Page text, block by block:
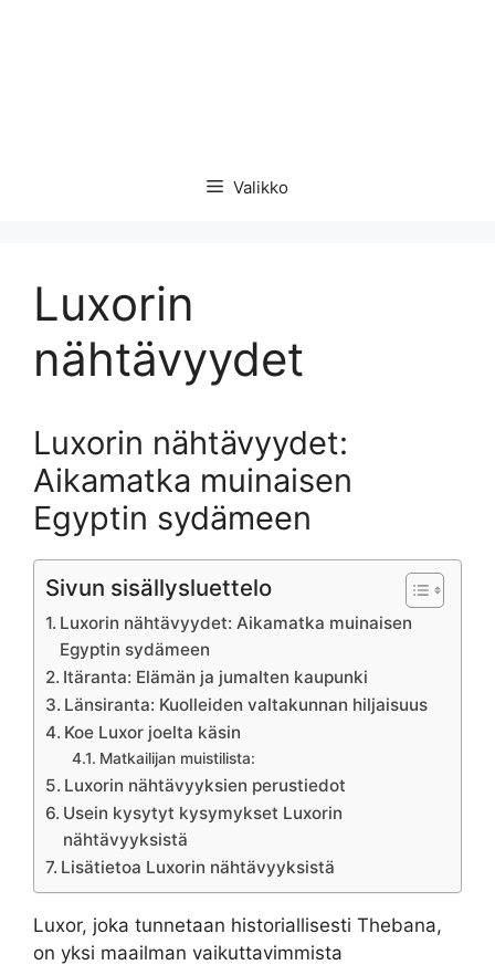
Valikko
Luxorin
nähtävyydet
Luxorin nähtävyydet:
Aikamatka muinaisen
Egyptin sydämeen
Sivun sisällysluettelo
Luxorin nähtävyydet: Aikamatka muinaisen
Egyptin sydämeen
Itäranta: Elämän ja jumalten kaupunki
Länsiranta: Kuolleiden valtakunnan hiljaisuus
Koe Luxor joelta käsin
Matkailijan muistilista:
Luxorin nähtävyyksien perustiedot
Usein kysytyt kysymykset Luxorin
nähtävyyksistä
Lisätietoa Luxorin nähtävyyksistä
Luxor, joka tunnetaan historiallisesti Thebana,
on yksi maailman vaikuttavimmista